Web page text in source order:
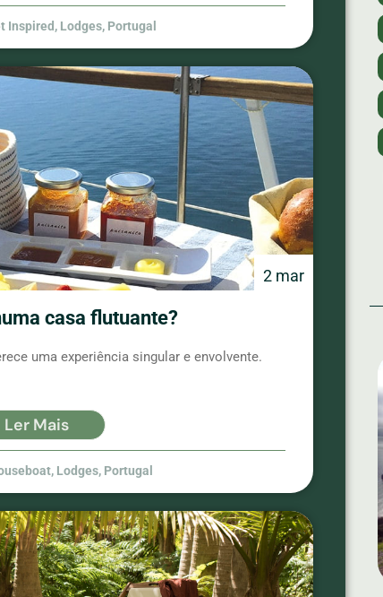
Inspired , Lodges, Portugal
2 mar
casa flutuante?
uma experiência singular e envolvente.
Ler Mais
, Lodges, Portugal